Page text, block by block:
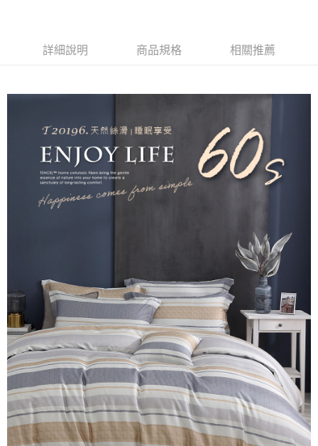
後付繳納相關費用。
※ 交易是否成功請以「AFTEE先享後付 」之結帳頁面顯示為準，若有關於
易，需依本服務之必要範圍內提供個人資料，並將交易相關給付款項請求債
權轉讓予恩沛科技股份有限公司。
２．關於個人資料處理事宜，請瀏覽以下網址：
https://aftee.tw/terms/#terms3
３．未成年的使用者請事先徵得法定代理人或監護人之同意方可使用
「AFTEE先享後付」，若未經同意申辦者引起之損失，本公司不負相關責
時審查核予不同之上限額度；若仍有額度不足之情形，本公司將視審查結果
５．嚴禁一人註冊多個帳號或使用他人資訊註冊。若發現惡意使用之情形，
恩沛科技股份有限公司將有權停止該用戶之使用額度並採取法律行動。
付款後7-11取貨
每筆NT$100，滿NT$499(含以上)免運費
離島宅配
每筆NT$100，滿NT$499(含以上)免運費
詳細說明 商品規格 相關推薦